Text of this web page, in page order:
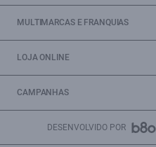
MULTIMARCAS E FRANQUIAS
LOJA ONLINE
CAMPANHAS
DESENVOLVIDO POR